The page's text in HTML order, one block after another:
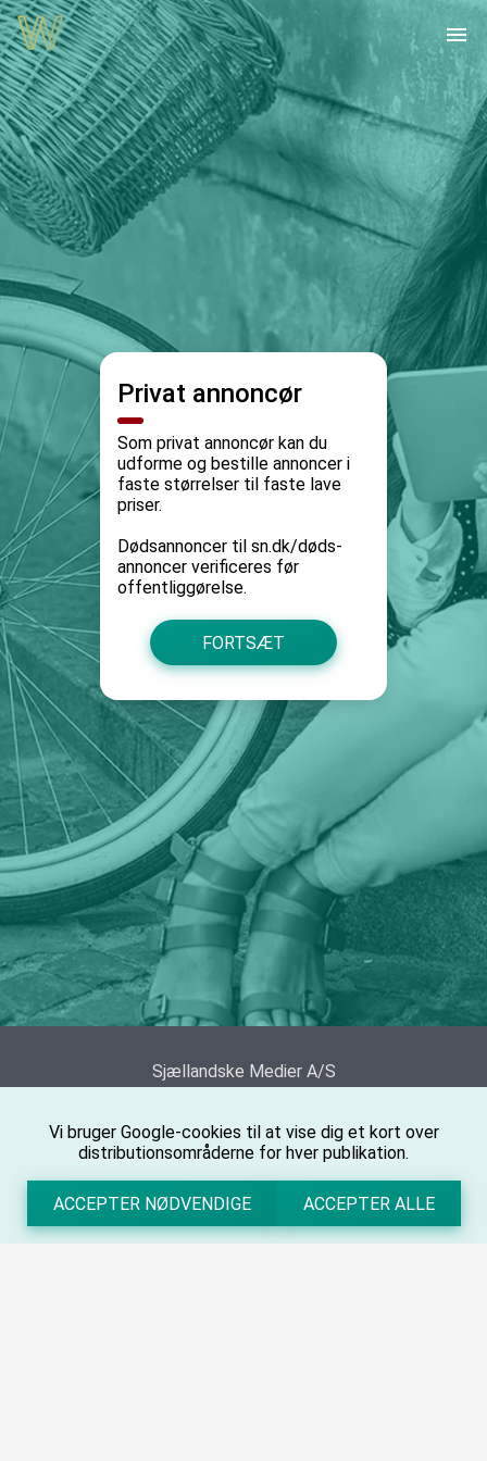
menu
Privat annoncør
Som privat annoncør kan du
udforme og bestille annoncer i
faste størrelser til faste lave
priser.
Dødsannoncer til sn.dk/døds-
annoncer verificeres før
offentliggørelse.
FORTSÆT
Vi bruger Google-cookies til at vise dig et kort over
distributionsområderne for hver publikation.
ACCEPTER NØDVENDIGE ACCEPTER ALLE
Sjællandske Medier A/S
WITHDRAW FROM CONTRACT
Om os
Persondatapolitik